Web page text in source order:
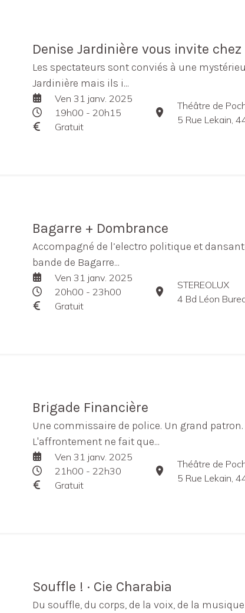
Denise Jardinière vous invite chez
Les spectateurs sont conviés à une
Jardinière mais ils i...
Ven 31 janv. 2025
19h00 - 20h15
Gratuit
Théâtre de
5 Rue Lekain,
Bagarre + Dombrance
Accompagné de l’electro politique et
bande de Bagarre...
Ven 31 janv. 2025
20h00 - 23h00
Gratuit
STEREOLUX
4 Bd Léon
Brigade Financière
Une commissaire de police. Un grand patron.
L'affrontement ne fait que...
Ven 31 janv. 2025
21h00 - 22h30
Gratuit
Théâtre de
5 Rue Lekain,
Souffle ! · Cie Charabia
Du souffle, du corps, de la voix, de la